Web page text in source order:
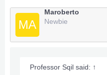
Anything wrong PM.
MA
Maroberto
Newbie
Professor Sqil said: ↑